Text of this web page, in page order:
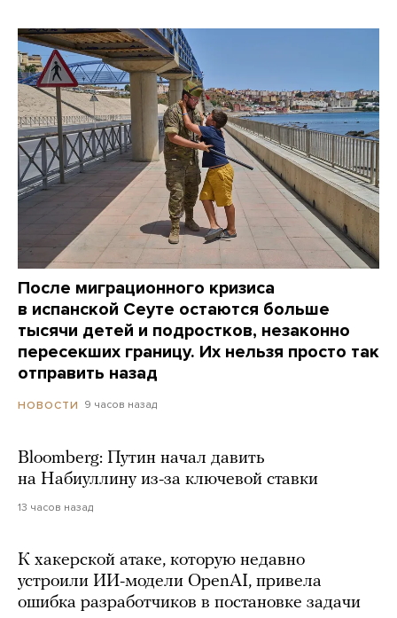
После миграционного кризиса
в испанской Сеуте остаются больше
тысячи детей и подростков, незаконно
пересекших границу. Их нельзя просто так
отправить назад
НОВОСТИ 9 часов назад
Bloomberg: Путин начал давить
на Набиуллину из-за ключевой ставки
13 часов назад
К хакерской атаке, которую недавно
устроили ИИ-модели OpenAI, привела
ошибка разработчиков в постановке задачи